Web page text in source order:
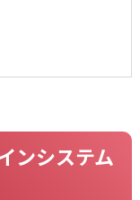
ンシステム